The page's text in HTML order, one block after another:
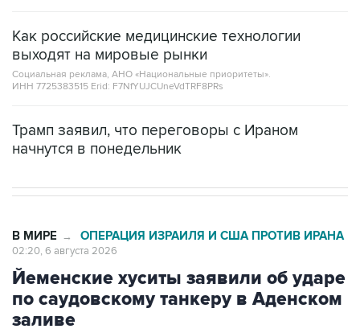
Как российские медицинские технологии
выходят на мировые рынки
Социальная реклама, АНО «Национальные приоритеты».
ИНН 7725383515 Erid: F7NfYUJCUneVdTRF8PRs
Трамп заявил, что переговоры с Ираном
начнутся в понедельник
В МИРЕ → ОПЕРАЦИЯ ИЗРАИЛЯ И США ПРОТИВ ИРАНА
02:20, 6 августа 2026
Йеменские хуситы заявили об ударе
по саудовскому танкеру в Аденском
заливе